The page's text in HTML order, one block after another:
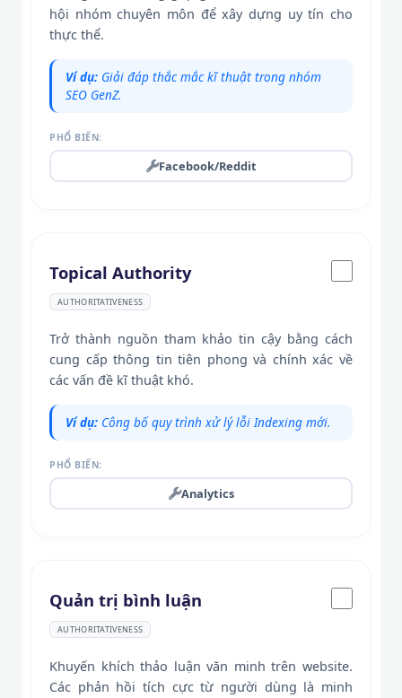
hội nhóm chuyên môn để xây dựng uy tín cho
thực thể.
Ví dụ: Giải đáp thắc mắc kĩ thuật trong nhóm
SEO GenZ.
PHỔ BIẾN:
Facebook/Reddit
Topical Authority
AUTHORITATIVENESS
Trở thành nguồn tham khảo tin cậy bằng cách
cung cấp thông tin tiên phong và chính xác về
các vấn đề kĩ thuật khó.
Ví dụ: Công bố quy trình xử lý lỗi Indexing mới.
PHỔ BIẾN:
Analytics
Quản trị bình luận
AUTHORITATIVENESS
Khuyến khích thảo luận văn minh trên website.
Các phản hồi tích cực từ người dùng là minh